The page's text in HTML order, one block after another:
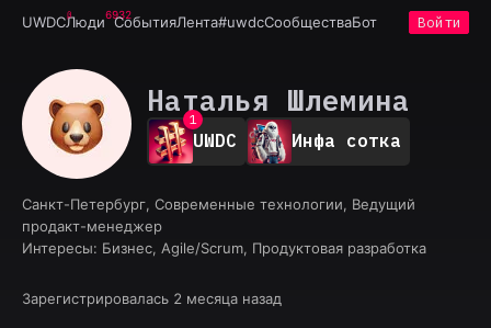
UWDCЛюди6932
СобытияЛента#uwdcСообществаБот Войти
Наталья Шлемина
0
1
2
3
5
7
9
UWDC Инфа сотка
Санкт-Петербург, Современные технологии, Ведущий
продакт-менеджер
Интересы: Бизнес, Agile/Scrum, Продуктовая разработка
Зарегистрировалась 2 месяца назад